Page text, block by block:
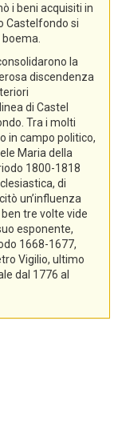
i beni acquisiti in
Castelfondo si
la
discendenza
di Castel
Tra i molti
in campo politico,
Maria della
1800-1818
di
un’influenza
tre volte vide
esponente,
1668-1677,
Vigilio, ultimo
dal 1776 al